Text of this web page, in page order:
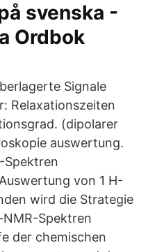
svenska -
Ordbok
Signale
Relaxationszeiten
(dipolarer
auswertung.
Spektren
von 1 H-
wird die Strategie
Spektren
der chemischen